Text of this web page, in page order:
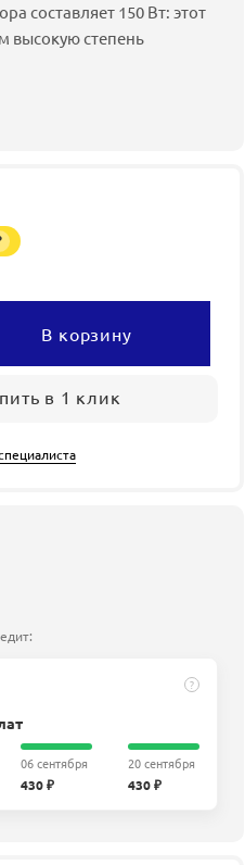
составляет 150 Вт: этот
высокую степень
В корзину
в 1 клик
?
06 сентября
430 ₽
20 сентября
430 ₽